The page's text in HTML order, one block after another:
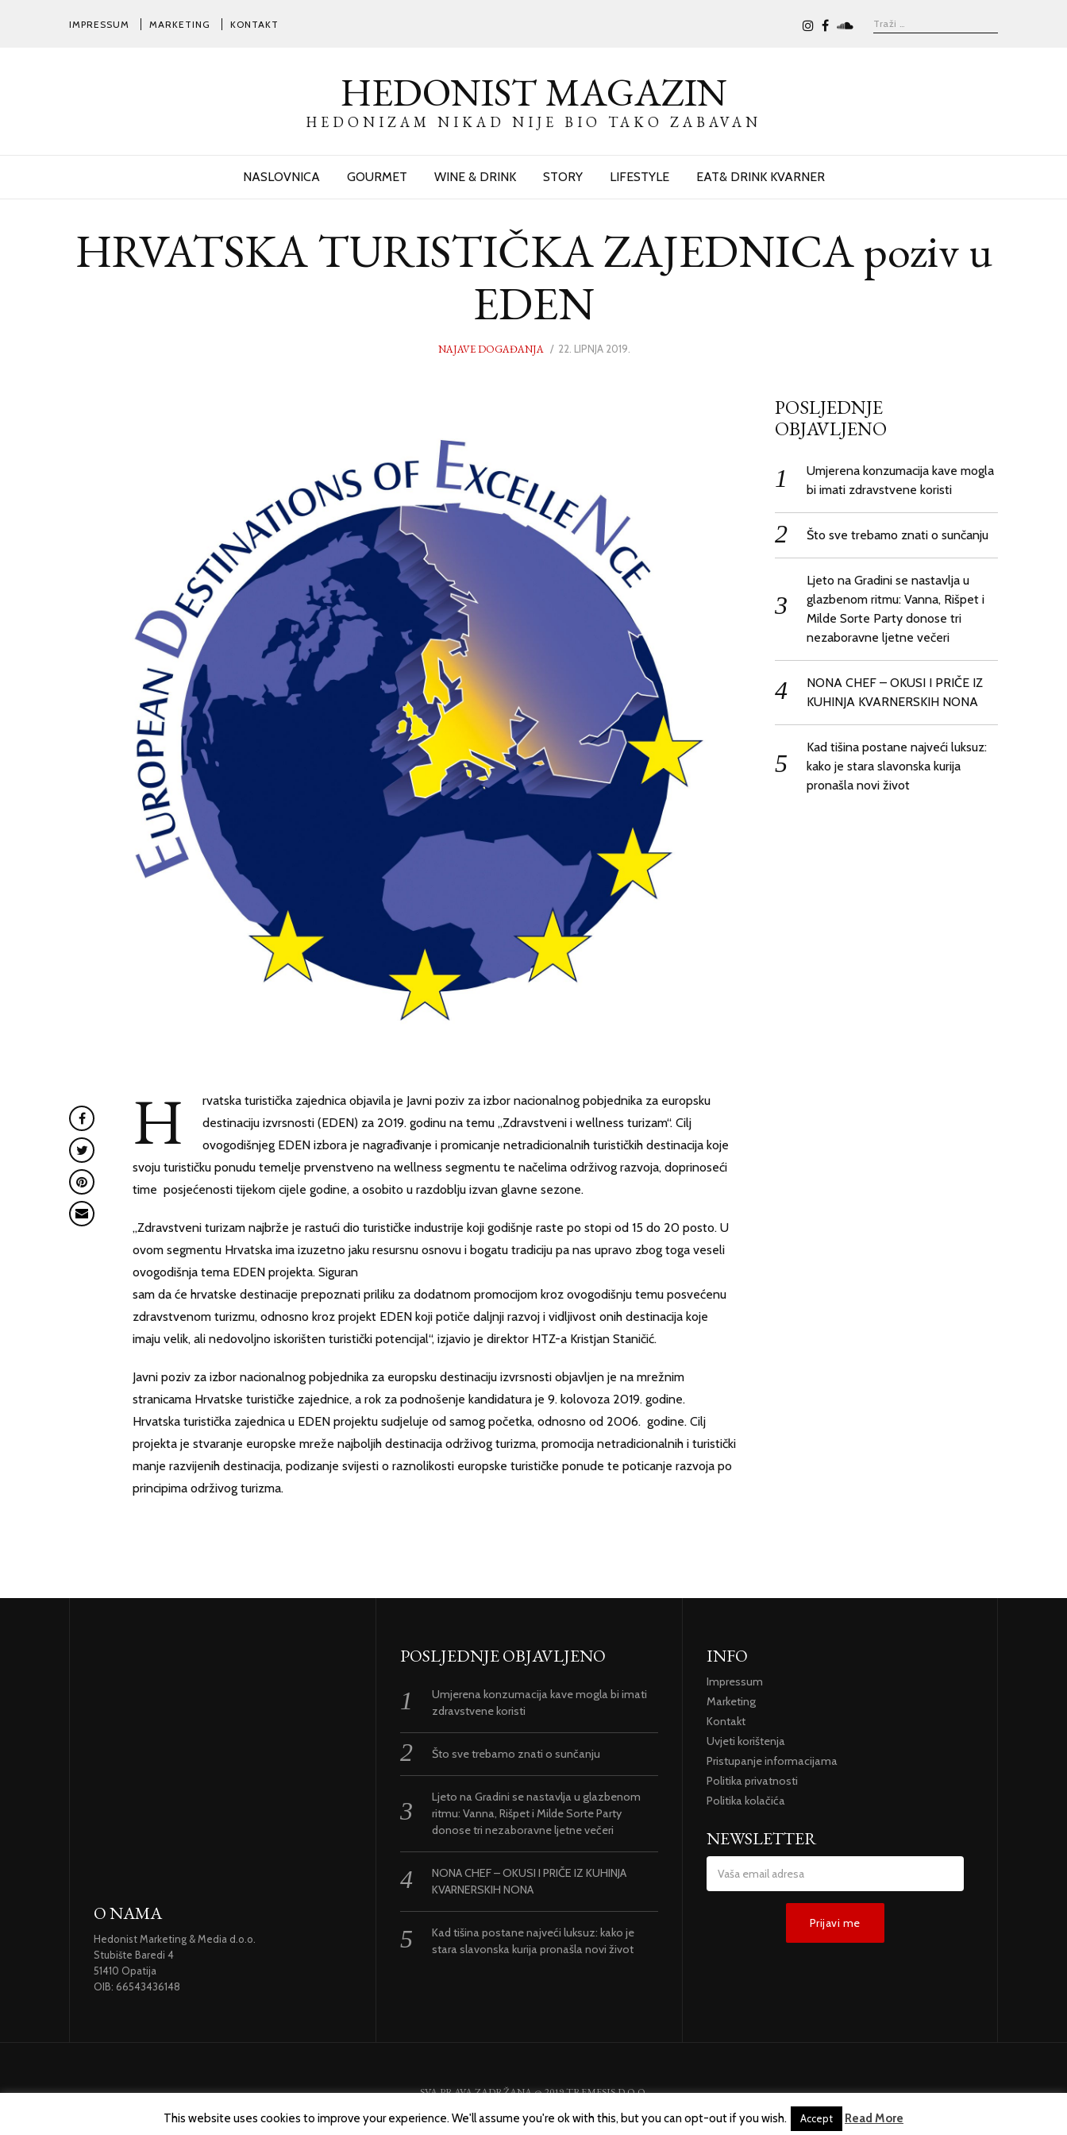
IMPRESSUM MARKETING KONTAKT
HEDONIST MAGAZIN
HEDONIZAM NIKAD NIJE BIO TAKO ZABAVAN
NASLOVNICA GOURMET WINE & DRINK STORY LIFESTYLE EAT& DRINK KVARNER
HRVATSKA TURISTIČKA ZAJEDNICA poziv u
EDEN
NAJAVE DOGAĐANJA
POSTED
22. LIPNJA 2019.
H
rvatska turistička zajednica objavila je Javni poziv za izbor nacionalnog pobjednika za europsku
destinaciju izvrsnosti (EDEN) za 2019. godinu na temu „Zdravstveni i wellness turizam“. Cilj
ovogodišnjeg EDEN izbora je nagrađivanje i promicanje netradicionalnih turističkih destinacija koje
svoju turističku ponudu temelje prvenstveno na wellness segmentu te načelima održivog razvoja, doprinoseći
time posjećenosti tijekom cijele godine, a osobito u razdoblju izvan glavne sezone.
„Zdravstveni turizam najbrže je rastući dio turističke industrije koji godišnje raste po stopi od 15 do 20 posto. U
ovom segmentu Hrvatska ima izuzetno jaku resursnu osnovu i bogatu tradiciju pa nas upravo zbog toga veseli
ovogodišnja tema EDEN projekta. Siguran
sam da će hrvatske destinacije prepoznati priliku za dodatnom promocijom kroz ovogodišnju temu posvećenu
zdravstvenom turizmu, odnosno kroz projekt EDEN koji potiče daljnji razvoj i vidljivost onih destinacija koje
imaju velik, ali nedovoljno iskorišten turistički potencijal“, izjavio je direktor HTZ-a Kristjan Staničić.
Javni poziv za izbor nacionalnog pobjednika za europsku destinaciju izvrsnosti objavljen je na mrežnim
stranicama Hrvatske turističke zajednice, a rok za podnošenje kandidatura je 9. kolovoza 2019. godine.
Hrvatska turistička zajednica u EDEN projektu sudjeluje od samog početka, odnosno od 2006. godine. Cilj
projekta je stvaranje europske mreže najboljih destinacija održivog turizma, promocija netradicionalnih i turistički
manje razvijenih destinacija, podizanje svijesti o raznolikosti europske turističke ponude te poticanje razvoja po
principima održivog turizma.
POSLJEDNJE
OBJAVLJENO
Umjerena konzumacija kave mogla
bi imati zdravstvene koristi
Što sve trebamo znati o sunčanju
Ljeto na Gradini se nastavlja u
glazbenom ritmu: Vanna, Rišpet i
Milde Sorte Party donose tri
nezaboravne ljetne večeri
NONA CHEF – OKUSI I PRIČE IZ
KUHINJA KVARNERSKIH NONA
Kad tišina postane najveći luksuz:
kako je stara slavonska kurija
pronašla novi život
O NAMA
Hedonist Marketing & Media d.o.o.
Stubište Baredi 4
51410 Opatija
OIB: 66543436148
POSLJEDNJE OBJAVLJENO
Umjerena konzumacija kave mogla bi imati
zdravstvene koristi
Što sve trebamo znati o sunčanju
Ljeto na Gradini se nastavlja u glazbenom
ritmu: Vanna, Rišpet i Milde Sorte Party
donose tri nezaboravne ljetne večeri
NONA CHEF – OKUSI I PRIČE IZ KUHINJA
KVARNERSKIH NONA
Kad tišina postane najveći luksuz: kako je
stara slavonska kurija pronašla novi život
INFO
Impressum
Marketing
Kontakt
Uvjeti korištenja
Pristupanje informacijama
Politika privatnosti
Politika kolačića
NEWSLETTER
SVA PRAVA ZADRŽANA @ 2019 TREMESIS D.O.O.
This website uses cookies to improve your experience. We'll assume you're ok with this, but you can opt-out if you wish. Accept Read More